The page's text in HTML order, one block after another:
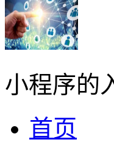
小程序的
首页